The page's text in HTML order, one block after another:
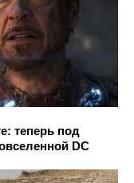
теперь под
DC